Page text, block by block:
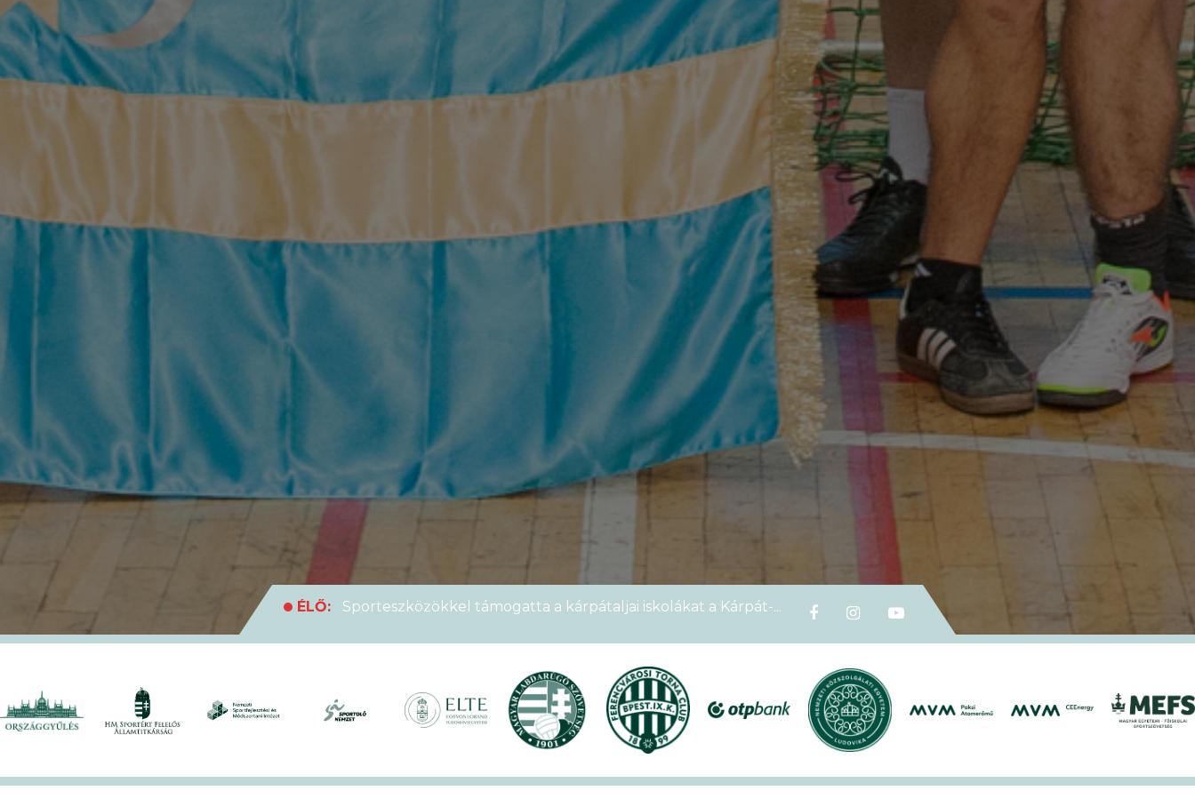
ÉLŐ:
Sporteszközökkel támogatta a kárpátaljai iskolákat a Kárpát-
ÉLŐ:
Rekordlétszámmal rendezték meg a VI. Ludovika15–KEK Run
Soha ennyien nem sportoltatok velünk – rekordokat döntött a
XVII. KEK!
ÉLŐ:
A hivatalos megnyitóval kezdetét vette a XVII. KEK!
medencei Egyetemek Kupája